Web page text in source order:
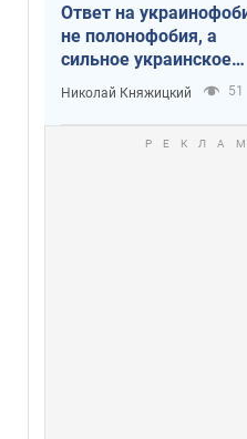
Ответ на
не полонофобия, а
сильное украинское
государство
Николай Княжицкий 51